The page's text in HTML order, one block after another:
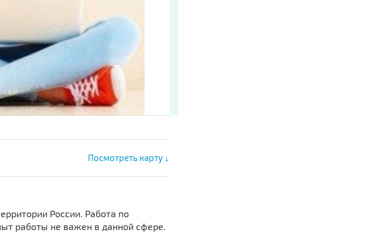
Посмотреть карту ↓
России. Работа по
работы не важен в данной сфере.